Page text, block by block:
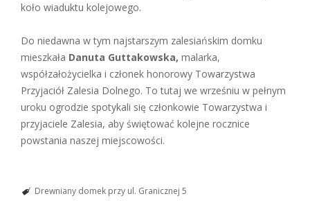
koło wiaduktu kolejowego.
Do niedawna w tym najstarszym zalesiańskim domku
mieszkała Danuta Guttakowska, malarka,
współzałożycielka i członek honorowy Towarzystwa
Przyjaciół Zalesia Dolnego. To tutaj we wrześniu w pełnym
uroku ogrodzie spotykali się członkowie Towarzystwa i
przyjaciele Zalesia, aby świętować kolejne rocznice
powstania naszej miejscowości.
Drewniany domek przy ul. Granicznej 5